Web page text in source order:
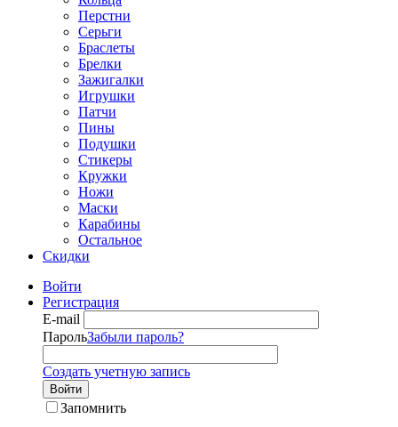
Перстни
Серьги
Браслеты
Брелки
Зажигалки
Игрушки
Патчи
Пины
Подушки
Стикеры
Кружки
Ножи
Маски
Карабины
Остальное
Скидки
Войти
Регистрация
E-mail
ПарольЗабыли пароль?
Создать учетную запись
Войти
Запомнить